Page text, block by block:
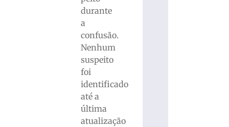
durante
a
confusão.
Nenhum
suspeito
foi
identificado
até a
última
atualização